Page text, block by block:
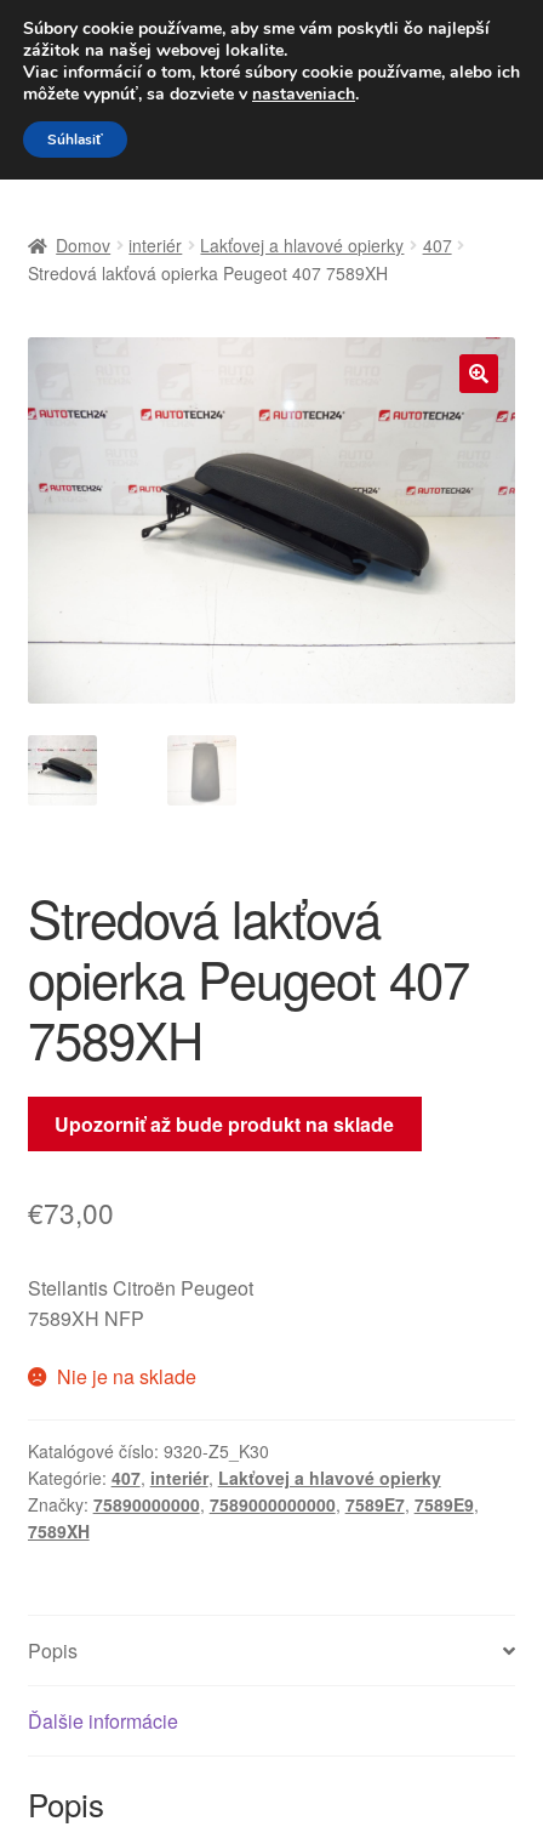
DOPRAVA od 6 EUR
Po–Pi 09:00–16:00 233 221 276
Preskočiť
na
navigáciu
Preskočiť
na
obsah
Celosvetová preprava
Môj účet
Obchodné podmienky
Platby
Reklamace
Reklamačný poriadok
Domov interiér Lakťovej a hlavové opierky
407
Stredová lakťová opierka Peugeot 407 7589XH
Stredová lakťová
opierka Peugeot 407
7589XH
Upozorniť až bude produkt na sklade
€73,00
Stellantis Citroën Peugeot
7589XH NFP
Nie je na sklade
Katalógové číslo: 9320-Z5_K30
Kategórie: 407, interiér, Lakťovej a hlavové opierky
Značky: 75890000000, 7589000000000, 7589E7, 7589E9,
7589XH
Popis
Ďalšie informácie
Popis
Súbory cookie používame, aby sme vám poskytli čo najlepší
zážitok na našej webovej lokalite.
Viac informácií o tom, ktoré súbory cookie používame, alebo ich
môžete vypnúť, sa dozviete v nastaveniach.
Súhlasiť